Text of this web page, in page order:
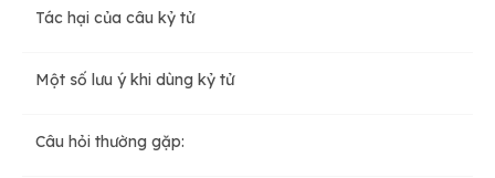
Tăng cường thị lực
Tác hại của câu kỷ tử
Một số lưu ý khi dùng kỷ tử
Câu hỏi thường gặp: